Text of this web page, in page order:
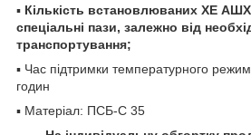
▪ Кількість встановлюваних ХЕ
спеціальні пази, залежно від
транспортування;
▪ Час підтримки температурного
годин
▪ Матеріал: ПСБ-С 35